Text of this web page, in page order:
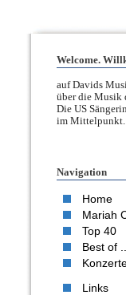
Welcome.
auf Davids
über die Musik
Die US
im Mittelpunkt.
Navigation
Home
Mariah
Top 40
Best of ...
Links